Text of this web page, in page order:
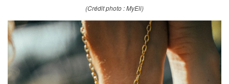
(Crédit photo : MyEli)